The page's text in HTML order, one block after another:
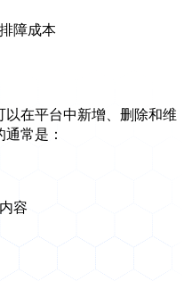
障成本
在平台中新增、删除和维
常是：
容